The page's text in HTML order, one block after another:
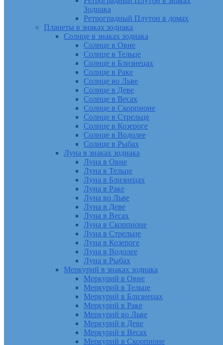
Зодиака
Ретроградный Плутон в домах
Планеты в знаках зодиака
Солнце в знаках зодиака
Солнце в Овне
Солнце в Тельце
Солнце в Близнецах
Солнце в Раке
Солнце во Льве
Солнце в Деве
Солнце в Весах
Солнце в Скорпионе
Солнце в Стрельце
Солнце в Козероге
Солнце в Водолее
Солнце в Рыбах
Луна в знаках зодиака
Луна в Овне
Луна в Тельце
Луна в Близнецах
Луна в Раке
Луна во Льве
Луна в Деве
Луна в Весах
Луна в Скорпионе
Луна в Стрельце
Луна в Козероге
Луна в Водолее
Луна в Рыбах
Меркурий в знаках зодиака
Меркурий в Овне
Меркурий в Тельце
Меркурий в Близнецах
Меркурий в Раке
Меркурий во Льве
Меркурий в Деве
Меркурий в Весах
Меркурий в Скорпионе